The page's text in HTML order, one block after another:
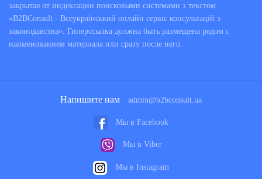
закрытая от индексации поисковыми системами з текстом
«B2BConsult - Всеукраїнський онлайн сервіс консультацій з
законодавства». Гиперссылка должна быть размещена рядом с
наименованием материала или сразу после него.
Напишите нам admin@b2bconsult.ua
Мы в Facebook
Мы в Viber
Мы в Instagram